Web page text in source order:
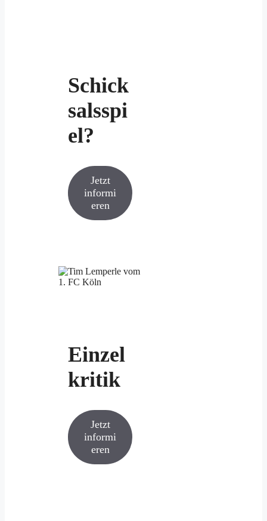
Schick
salsspi
el?
Jetzt
informi
eren
Einzel
kritik
Jetzt
informi
eren